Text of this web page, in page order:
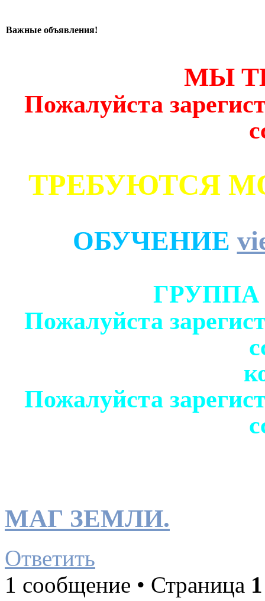
Важные объявления!
МЫ
Пожалуйста
ТРЕБУЮТСЯ
ОБУЧЕНИЕ
Пожалуйста
Пожалуйста
МАГ ЗЕМЛИ.
Ответить
1 сообщение • Страница 1